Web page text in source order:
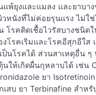
พ้ยุงและแมลง และยาบา
วหนังที่ไม่ค่อยรุนแรง ไม่ใ
โรคติดเชื้อไวรัสบางชนิด
งโรคเริมและโรคอีสุกอีใ
ป็นโรคได้ ส่วนสาเหตุอื่น ๆ
นให้เกิดผื่นกุหลาบได้ เช่น
ยา
เสบ ยา Terbinafine สำห